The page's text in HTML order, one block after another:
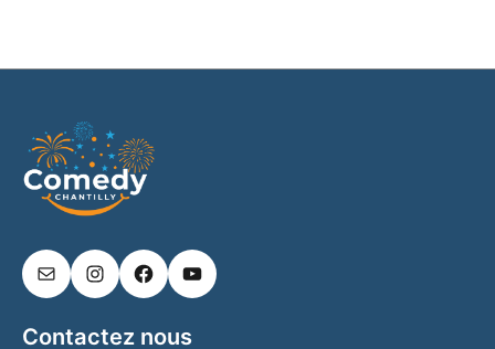
Contactez nous